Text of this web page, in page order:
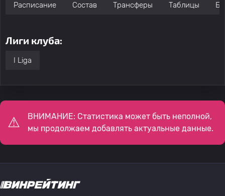
Расписание Состав Трансферы Таблицы
Лиги клуба:
I Liga
ВНИМАНИЕ: Статистика может быть неполной,
мы продолжаем добавлять актуальные данные.